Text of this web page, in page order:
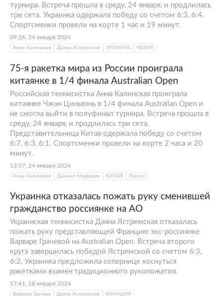
турнира. Встреча прошла в среду, 24 января, и продлилась
три сета. Украинка одержала победу со счетом 6:3, 6:4.
Спортсменки провели на корте 1 час и 19 минут.
09:26, 24 января 2024
Анна Калинская Даяна Ястремская УКРАИНА ЧЕХИЯ
75-я ракетка мира из России проиграла
китаянке в 1/4 финала Australian Open
Российская теннисистка Анна Калинская проиграла
китаянке Чжэн Циньвэнь в 1/4 финала Australian Open и
не смогла выйти в полуфинал турнира. Встреча прошла в
среду, 24 января, и продлилась три сета.
Представительница Китая одержала победу со счетом
6:7, 6:3, 6:1. Спортсменки провели на корте 2 часа и 20
минут.
13:57, 24 января 2024
Анна Калинская Даниил Медведев КИТАЙ Россия
Украинка отказалась пожать руку сменившей
гражданство россиянке на AO
Украинская теннисистка Даяна Ястремская отказалась
пожать руку представляющей Францию экс-россиянке
Варваре Грачевой на Australian Open. Встреча второго
круга завершилась победой Ястремской со счетом 6:3,
6:2. Украинка предложила сопернице коснуться
ракетками взамен традиционного рукопожатия.
17:41, 18 января 2024
Варвара Грачева Даяна Ястремская ФРАНЦИЯ